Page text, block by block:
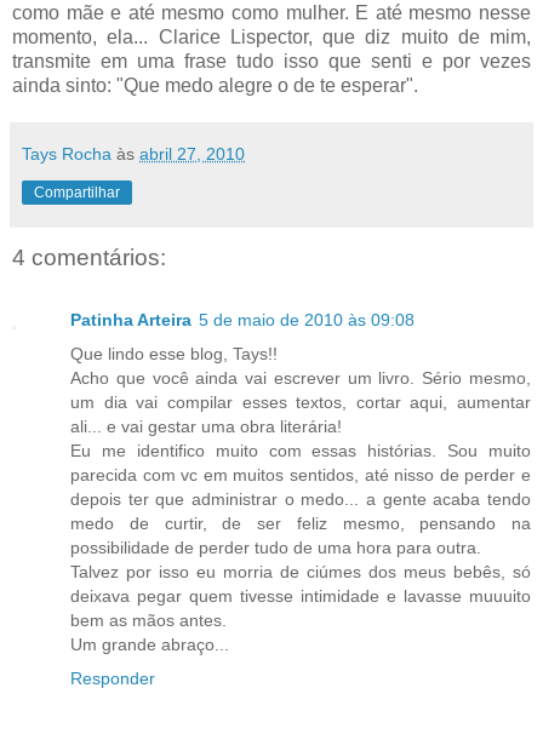
como mãe e até mesmo como mulher. E até mesmo nesse
momento, ela... Clarice Lispector, que diz muito de mim,
transmite em uma frase tudo isso que senti e por vezes
ainda sinto: "Que medo alegre o de te esperar".
Tays Rocha às abril 27, 2010
Compartilhar
4 comentários:
Patinha Arteira 5 de maio de 2010 às 09:08
Que lindo esse blog, Tays!!
Acho que você ainda vai escrever um livro. Sério mesmo,
um dia vai compilar esses textos, cortar aqui, aumentar
ali... e vai gestar uma obra literária!
Eu me identifico muito com essas histórias. Sou muito
parecida com vc em muitos sentidos, até nisso de perder e
depois ter que administrar o medo... a gente acaba tendo
medo de curtir, de ser feliz mesmo, pensando na
possibilidade de perder tudo de uma hora para outra.
Talvez por isso eu morria de ciúmes dos meus bebês, só
deixava pegar quem tivesse intimidade e lavasse muuuito
bem as mãos antes.
Um grande abraço...
Responder